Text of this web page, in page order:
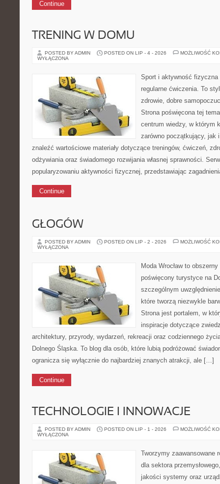
Continue
TRENING W DOMU
POSTED BY ADMIN POSTED ON LIP - 4 - 2026
MOŻLIWOŚĆ
WYŁĄCZONA
Sport i aktywność
regularne ćwiczenia. To
zdrowie, dobre
Strona poświęcona tej
centrum wiedzy, w którym
zarówno początkujący, jak
znaleźć wartościowe materiały dotyczące treningów, ćwiczeń,
odżywiania oraz świadomego rozwijania własnej sprawności.
popularyzowaniu aktywności fizycznej, przedstawiając
Continue
GŁOGÓW
POSTED BY ADMIN POSTED ON LIP - 2 - 2026
MOŻLIWOŚĆ
WYŁĄCZONA
Moda Wrocław to
poświęcony turystyce na
szczególnym
które tworzą niezwykle
Strona jest portalem, w
inspiracje dotyczące
architektury, przyrody, wydarzeń, rekreacji oraz codziennego
Dolnego Śląska. To blog dla osób, które lubią podróżować
ogranicza się wyłącznie do najbardziej znanych atrakcji, ale […]
Continue
TECHNOLOGIE I INNOWACJE
POSTED BY ADMIN POSTED ON LIP - 1 - 2026
MOŻLIWOŚĆ
WYŁĄCZONA
Tworzymy zaawansowane
dla sektora
jakości systemy oraz